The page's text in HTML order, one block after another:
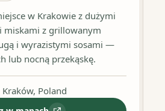
w Krakowie z dużymi
z grillowanym
i wyrazistymi sosami —
lub nocną przekąskę.
Poland